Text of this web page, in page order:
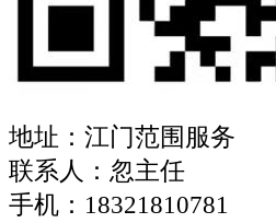
地址：江门范围服务
联系人：忽主任
手机：18321810781